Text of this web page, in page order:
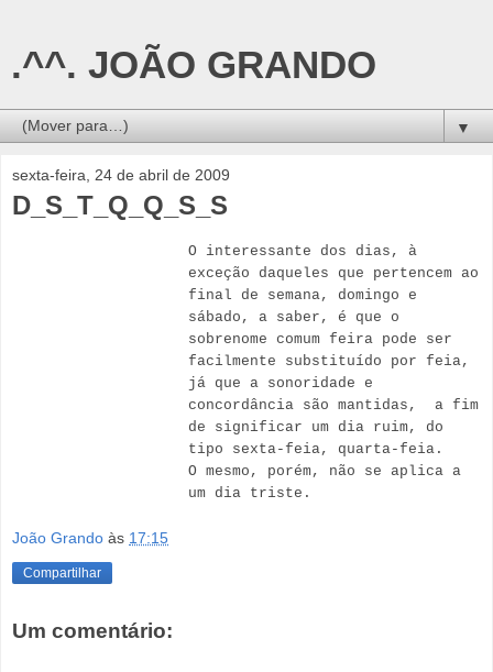
.^^. JOÃO GRANDO
▼
sexta-feira, 24 de abril de 2009
D_S_T_Q_Q_S_S
O interessante dos dias, à
exceção daqueles que pertencem ao
final de semana, domingo e
sábado, a saber, é que o
sobrenome comum feira pode ser
facilmente substituído por feia,
já que a sonoridade e
concordância são mantidas,
a fim
de significar um dia ruim, do
tipo sexta-feia, quarta-feia.
O mesmo, porém, não se aplica a
um dia triste.
João Grando às 17:15
Compartilhar
Um comentário: